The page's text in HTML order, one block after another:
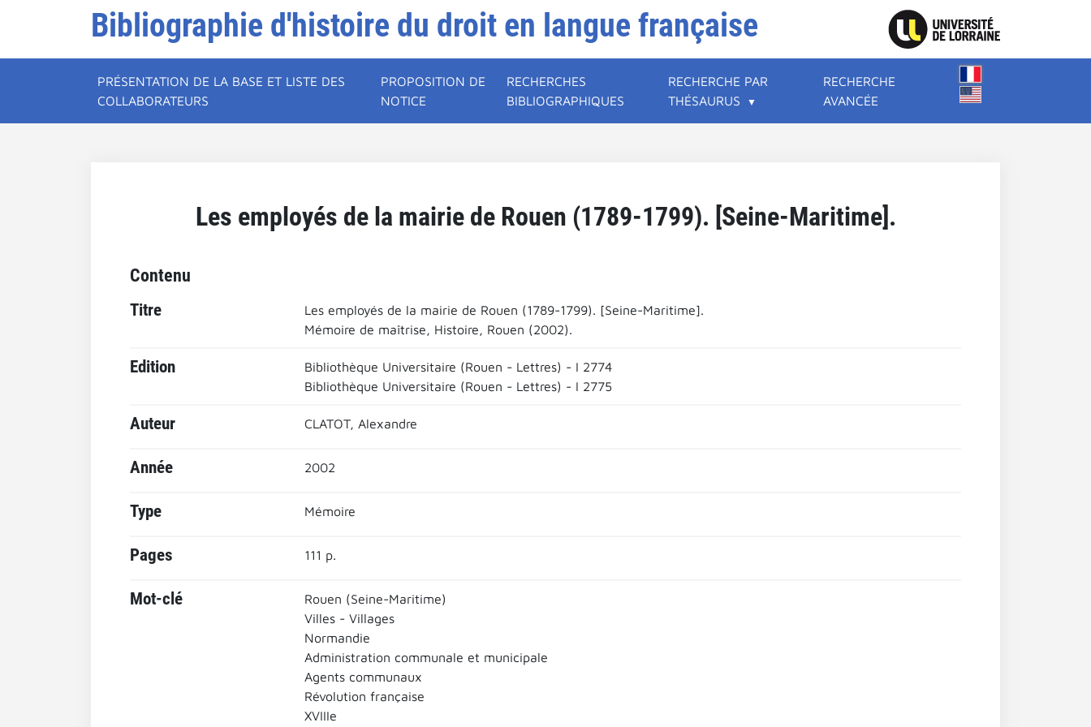
Bibliographie d'histoire du droit en langue française
PRÉSENTATION DE LA BASE ET LISTE DES
COLLABORATEURS
PROPOSITION DE
NOTICE
RECHERCHES
BIBLIOGRAPHIQUES
RECHERCHE PAR
THÉSAURUS
RECHERCHE
AVANCÉE
Les employés de la mairie de Rouen (1789-1799). [Seine-Maritime].
Contenu
Titre
Les employés de la mairie de Rouen (1789-1799). [Seine-Maritime].
Mémoire de maîtrise, Histoire, Rouen (2002).
Edition
Bibliothèque Universitaire (Rouen - Lettres) - I 2774
Bibliothèque Universitaire (Rouen - Lettres) - I 2775
Auteur CLATOT, Alexandre
Année 2002
Type Mémoire
Pages 111 p.
Mot-clé
Rouen (Seine-Maritime)
Villes - Villages
Normandie
Administration communale et municipale
Agents communaux
Révolution française
XVIIIe